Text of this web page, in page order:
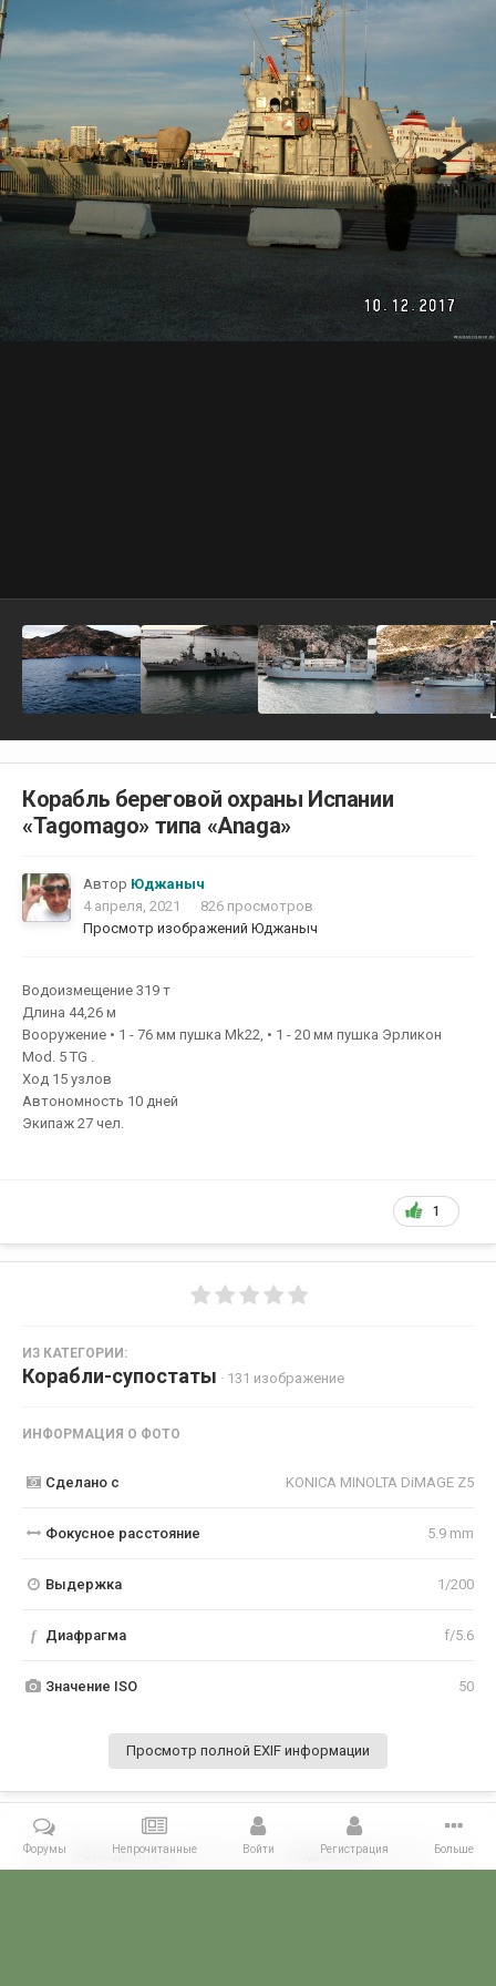
Корабль береговой охраны Испании
«Tagomago» типа «Anaga»
Автор Юджаныч
4 апреля, 2021
826 просмотров
Просмотр изображений Юджаныч
Водоизмещение 319 т
Длина 44,26 м
Вооружение • 1 - 76 мм пушка Mk22, • 1 - 20 мм пушка Эрликон
Mod. 5 TG .
Ход 15 узлов
Автономность 10 дней
Экипаж 27 чел.
1
ИЗ КАТЕГОРИИ:
Корабли-супостаты · 131 изображение
ИНФОРМАЦИЯ О ФОТО
Сделано с KONICA MINOLTA DiMAGE Z5
Фокусное расстояние 5.9 mm
Выдержка 1/200
f Диафрагма f/5.6
Значение ISO 50
Просмотр полной EXIF информации
Поделиться Подписчики 1
Форумы Непрочитанные Войти Регистрация Больше